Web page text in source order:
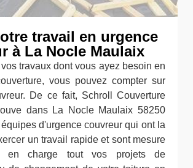
travail en urgence
à La Nocle Maulaix
travaux dont vous ayez besoin en
vous pouvez compter sur
De ce fait, Schroll Couverture
dans La Nocle Maulaix 58250
d'urgence couvreur qui ont la
un travail rapide et sont mesure
en charge tout vos projets de